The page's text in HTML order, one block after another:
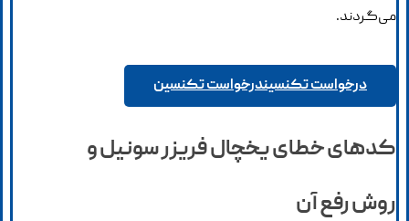
می‌گردند.
درخواست تکنسیندرخواست تکنسین
کدهای خطای یخچال فریزر سونیل و
روش رفع آن